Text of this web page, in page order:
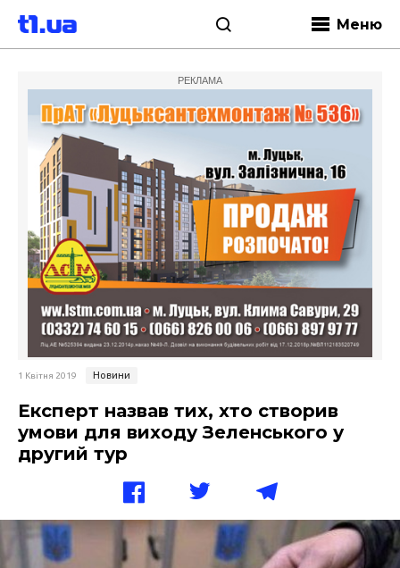
Меню
РЕКЛАМА
1 Квітня 2019 Новини
Експерт назвав тих, хто створив
умови для виходу Зеленського у
другий тур